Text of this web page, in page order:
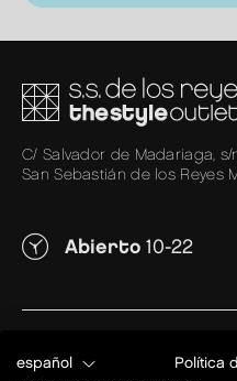
C/ Salvador de Madariaga, s/
San Sebastián de los Reyes
Abierto 10-22
planifica tu visita
español Política